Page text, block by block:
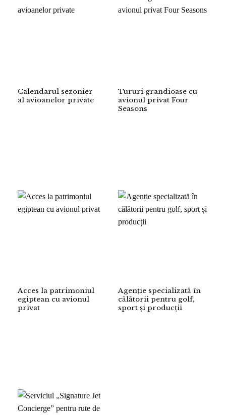
Calendarul sezonier
al avioanelor private
Tururi grandioase cu
avionul privat Four
Seasons
Acces la patrimoniul
egiptean cu avionul
privat
Agenție specializată în
călătorii pentru golf,
sport și producții